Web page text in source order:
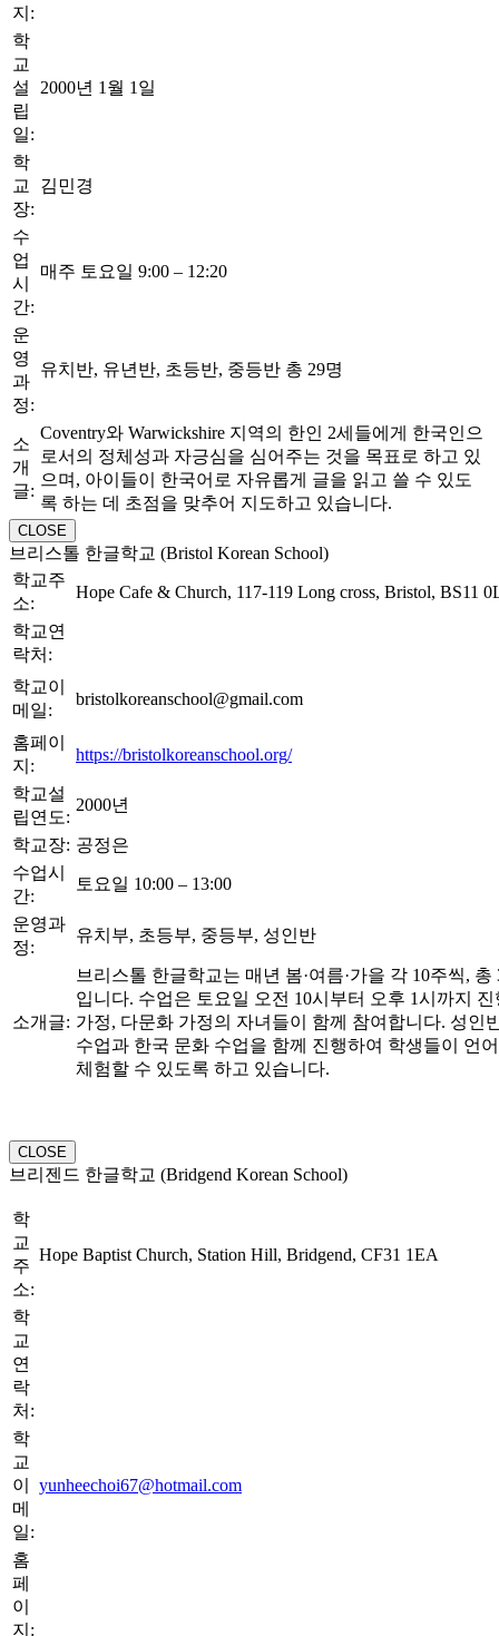
지:
학
교
설
립
일:
2000년 1월 1일
학
교
장:
김민경
수
업
시
간:
매주 토요일 9:00 – 12:20
운
영
과
정:
유치반, 유년반, 초등반, 중등반 총 29명
소
개
글:
Coventry와 Warwickshire 지역의 한인 2세들에게 한국인으
로서의 정체성과 자긍심을 심어주는 것을 목표로 하고 있
으며, 아이들이 한국어로 자유롭게 글을 읽고 쓸 수 있도
록 하는 데 초점을 맞추어 지도하고 있습니다.
CLOSE
브리스톨 한글학교 (Bristol Korean School)
학교주
소:
Hope Cafe & Church, 117-119 Long cross, Bristol, BS11
학교연
락처:
학교이
메일:
bristolkoreanschool@gmail.com
홈페이
지:
https://bristolkoreanschool.org/
학교설
립연도:
2000년
학교장: 공정은
수업시
간:
토요일 10:00 – 13:00
운영과
정:
유치부, 초등부, 중등부, 성인반
소개글:
브리스톨 한글학교는 매년 봄·여름·가을 각 10주씩,
입니다. 수업은 토요일 오전 10시부터 오후 1시까지
가정, 다문화 가정의 자녀들이 함께 참여합니다. 성인
수업과 한국 문화 수업을 함께 진행하여 학생들이 언
체험할 수 있도록 하고 있습니다.
CLOSE
브리젠드 한글학교 (Bridgend Korean School)
학
교
주
소:
Hope Baptist Church, Station Hill, Bridgend, CF31 1EA
학
교
연
락
처:
학
교
이
메
일:
yunheechoi67@hotmail.com
홈
페
이
지: